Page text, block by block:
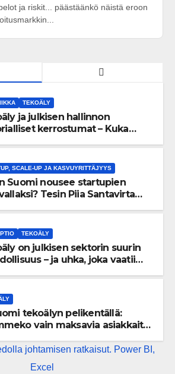
ja riskit... päästäänkö näistä eroon
TEKOÄLY
ja julkisen hallinnon
kerrostumat – Kuka
SCALE-UP JA KASVUYRITTÄJYYS
Suomi nousee startupien
Tesin Piia Santavirta
TEKOÄLY
on julkisen sektorin suurin
– ja uhka, joka vaatii
tekoälyn pelikentällä:
vain maksavia asiakkaita